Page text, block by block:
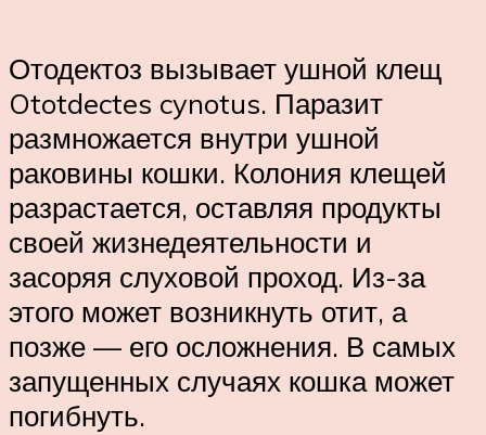
Отодектоз вызывает ушной клещ
Ototdectes cynotus. Паразит
размножается внутри ушной
раковины кошки. Колония клещей
разрастается, оставляя продукты
своей жизнедеятельности и
засоряя слуховой проход. Из-за
этого может возникнуть отит, а
позже — его осложнения. В самых
запущенных случаях кошка может
погибнуть.